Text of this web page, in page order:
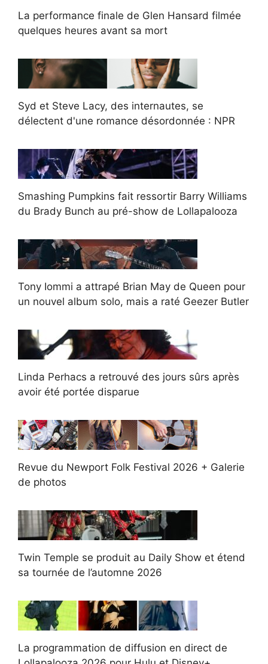
La performance finale de Glen Hansard filmée
quelques heures avant sa mort
Syd et Steve Lacy, des internautes, se
délectent d'une romance désordonnée : NPR
Smashing Pumpkins fait ressortir Barry Williams
du Brady Bunch au pré-show de Lollapalooza
Tony Iommi a attrapé Brian May de Queen pour
un nouvel album solo, mais a raté Geezer Butler
Linda Perhacs a retrouvé des jours sûrs après
avoir été portée disparue
Revue du Newport Folk Festival 2026 + Galerie
de photos
Twin Temple se produit au Daily Show et étend
sa tournée de l’automne 2026
La programmation de diffusion en direct de